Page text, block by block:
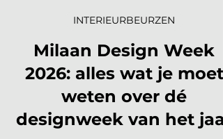
8 mrt
4 minuten om te lezen
INTERIEURBEURZEN
Milaan Design Week
2026: alles wat je moet
weten over dé